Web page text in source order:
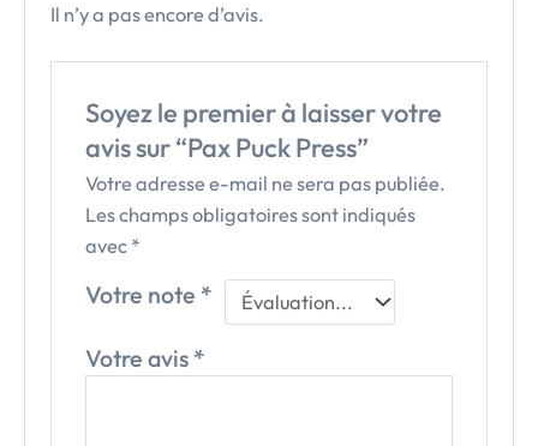
Il n’y a pas encore d’avis.
Soyez le premier à laisser votre
avis sur “Pax Puck Press”
Votre adresse e-mail ne sera pas publiée.
Les champs obligatoires sont indiqués
avec *
Votre note *
Votre avis *